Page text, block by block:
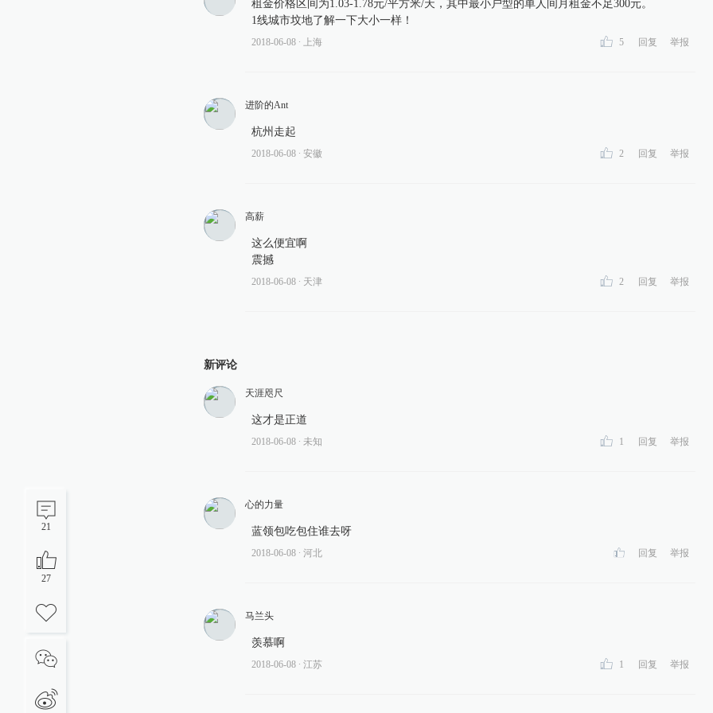
21
27
租金价格区间为1.03-1.78元/平方米/天，其中最小户型的单人间月租金不足300元。
1线城市坟地了解一下大小一样！
2018-06-08 ∙ 上海 5 回复 举报
进阶的Ant
杭州走起
2018-06-08 ∙ 安徽 2 回复 举报
高薪
这么便宜啊
震撼
2018-06-08 ∙ 天津 2 回复 举报
新评论
天涯咫尺
这才是正道
2018-06-08 ∙ 未知 1 回复 举报
心的力量
蓝领包吃包住谁去呀
2018-06-08 ∙ 河北 回复 举报
马兰头
羡慕啊
2018-06-08 ∙ 江苏 1 回复 举报